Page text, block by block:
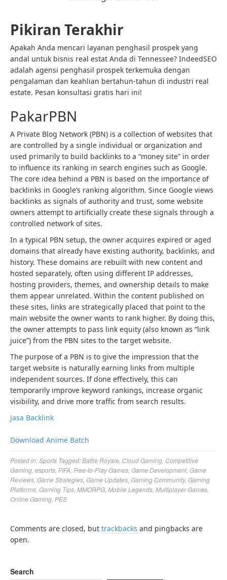
Pikiran Terakhir
Apakah Anda mencari layanan penghasil prospek yang
andal untuk bisnis real estat Anda di Tennessee? IndeedSEO
adalah agensi penghasil prospek terkemuka dengan
pengalaman dan keahlian bertahun-tahun di industri real
estate. Pesan konsultasi gratis hari ini!
PakarPBN
A Private Blog Network (PBN) is a collection of websites that
are controlled by a single individual or organization and
used primarily to build backlinks to a “money site” in order
to influence its ranking in search engines such as Google.
The core idea behind a PBN is based on the importance of
backlinks in Google’s ranking algorithm. Since Google views
backlinks as signals of authority and trust, some website
owners attempt to artificially create these signals through a
controlled network of sites.
In a typical PBN setup, the owner acquires expired or aged
domains that already have existing authority, backlinks, and
history. These domains are rebuilt with new content and
hosted separately, often using different IP addresses,
hosting providers, themes, and ownership details to make
them appear unrelated. Within the content published on
these sites, links are strategically placed that point to the
main website the owner wants to rank higher. By doing this,
the owner attempts to pass link equity (also known as “link
juice”) from the PBN sites to the target website.
The purpose of a PBN is to give the impression that the
target website is naturally earning links from multiple
independent sources. If done effectively, this can
temporarily improve keyword rankings, increase organic
visibility, and drive more traffic from search results.
Jasa Backlink
Download Anime Batch
Posted in:Sports Tagged:Battle Royale Cloud Gaming Competitive
Gaming esports FIFA Free-to-Play Games Game Development, Game
Reviews Game Strategies Game Updates Gaming Community, Gaming
Platforms Gaming Tips MMORPG Mobile Legends Multiplayer Games
Online Gaming PES
Comments are closed, but trackbacks and pingbacks are
open.
Search